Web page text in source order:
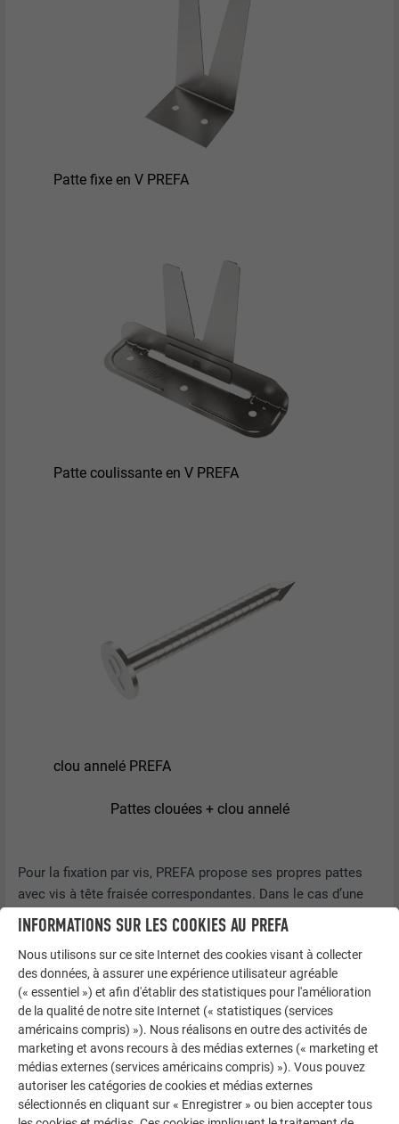
Patte fixe en V PREFA
Patte coulissante en V PREFA
clou annelé PREFA
Pattes clouées + clou annelé
Pour la fixation par vis, PREFA propose ses propres pattes
avec vis à tête fraisée correspondantes. Dans le cas d’une
réalisation vissée, il convient d’utiliser 2 vis par patte à la
fois pour les pattes fixes ainsi que pour les pattes
coulissantes.
INFORMATIONS SUR LES COOKIES AU PREFA
Nous utilisons sur ce site Internet des cookies visant à collecter
des données, à assurer une expérience utilisateur agréable
(« essentiel ») et afin d'établir des statistiques pour l'amélioration
de la qualité de notre site Internet (« statistiques (services
américains compris) »). Nous réalisons en outre des activités de
marketing et avons recours à des médias externes (« marketing et
médias externes (services américains compris) »). Vous pouvez
autoriser les catégories de cookies et médias externes
sélectionnés en cliquant sur « Enregistrer » ou bien accepter tous